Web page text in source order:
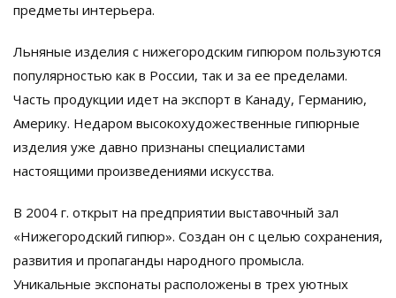
предметы интерьера.
Льняные изделия с нижегородским гипюром пользуются
популярностью как в России, так и за ее пределами.
Часть продукции идет на экспорт в Канаду, Германию,
Америку. Недаром высокохудожественные гипюрные
изделия уже давно признаны специалистами
настоящими произведениями искусства.
В 2004 г. открыт на предприятии выставочный зал
«Нижегородский гипюр». Создан он с целью сохранения,
развития и пропаганды народного промысла.
Уникальные экспонаты расположены в трех уютных